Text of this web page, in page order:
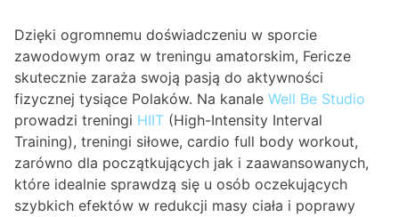
Dzięki ogromnemu doświadczeniu w sporcie
zawodowym oraz w treningu amatorskim, Fericze
skutecznie zaraża swoją pasją do aktywności
fizycznej tysiące Polaków. Na kanale Well Be Studio
prowadzi treningi HIIT (High-Intensity Interval
Training), treningi siłowe, cardio full body workout,
zarówno dla początkujących jak i zaawansowanych,
które idealnie sprawdzą się u osób oczekujących
szybkich efektów w redukcji masy ciała i poprawy